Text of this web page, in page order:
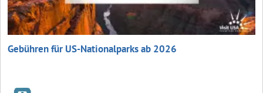
Gebühren für US-Nationalparks ab 2026